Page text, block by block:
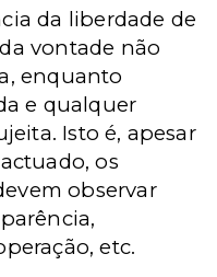
da liberdade de
vontade não
enquanto
e qualquer
Isto é, apesar
os
observar
etc.